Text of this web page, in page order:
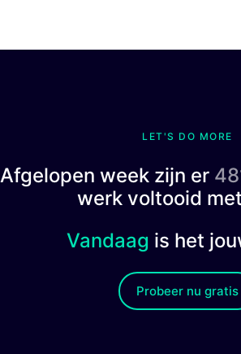
LET'S DO MORE
Afgelopen week zijn er
werk voltooid
Vandaag is het
Probeer nu gratis